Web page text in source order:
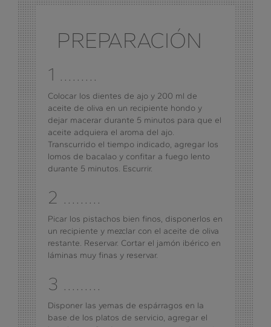
PREPARACIÓN
1 .........
Colocar los dientes de ajo y 200 ml de
aceite de oliva en un recipiente hondo y
dejar macerar durante 5 minutos para que el
aceite adquiera el aroma del ajo.
Transcurrido el tiempo indicado, agregar los
lomos de bacalao y confitar a fuego lento
durante 5 minutos. Escurrir.
2 .........
Picar los pistachos bien finos, disponerlos en
un recipiente y mezclar con el aceite de oliva
restante. Reservar. Cortar el jamón ibérico en
láminas muy finas y reservar.
3 .........
Disponer las yemas de espárragos en la
base de los platos de servicio, agregar el